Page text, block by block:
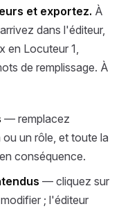
et exportez. À
dans l'éditeur,
en Locuteur 1,
de remplissage. À
— remplacez
un rôle, et toute la
conséquence.
— cliquez sur
; l'éditeur